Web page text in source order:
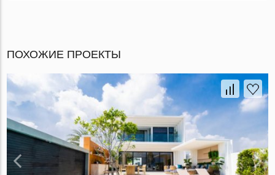
ПОХОЖИЕ ПРОЕКТЫ